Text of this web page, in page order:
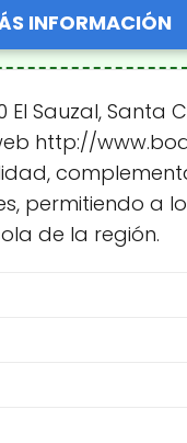
INFORMACIÓN
Sauzal, Santa
http://
permitiendo a
de la región.